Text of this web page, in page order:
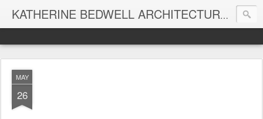
KATHERINE BEDWELL ARCHITECTURE + DESIGN - BEDWELL STUDIO
MAY
26